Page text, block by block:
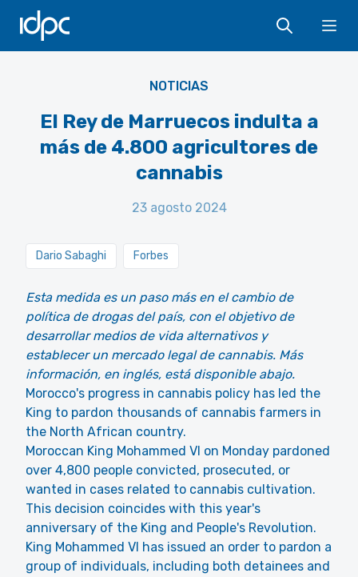
IDPC
NOTICIAS
El Rey de Marruecos indulta a
más de 4.800 agricultores de
cannabis
23 agosto 2024
Dario Sabaghi Forbes
Esta medida es un paso más en el cambio de
política de drogas del país, con el objetivo de
desarrollar medios de vida alternativos y
establecer un mercado legal de cannabis. Más
información, en inglés, está disponible abajo.
Morocco's progress in cannabis policy has led the
King to pardon thousands of cannabis farmers in
the North African country.
Moroccan King Mohammed VI on Monday pardoned
over 4,800 people convicted, prosecuted, or
wanted in cases related to cannabis cultivation.
This decision coincides with this year's
anniversary of the King and People's Revolution.
King Mohammed VI has issued an order to pardon a
group of individuals, including both detainees and